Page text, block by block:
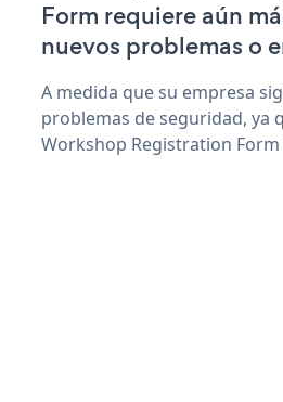
Form requiere aún
nuevos problemas o
A medida que su empresa
problemas de seguridad,
Workshop Registration